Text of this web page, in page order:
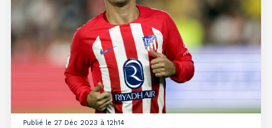
Publié le 27 Déc 2023 à 12h14